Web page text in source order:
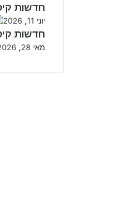
חדשות
יוני 11, 2026
חדשות
מאי 28, 2026